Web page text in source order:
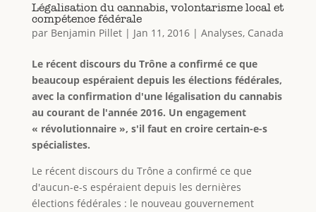
Légalisation du cannabis, volontarisme local et
compétence fédérale
par Benjamin Pillet| Jan 11, 2016| Analyses, Canada
Le récent discours du Trône a confirmé ce que
beaucoup espéraient depuis les élections fédérales,
avec la confirmation d'une légalisation du cannabis
au courant de l'année 2016. Un engagement
« révolutionnaire », s'il faut en croire certain-e-s
spécialistes.
Le récent discours du Trône a confirmé ce que
d'aucun-e-s espéraient depuis les dernières
élections fédérales : le nouveau gouvernement